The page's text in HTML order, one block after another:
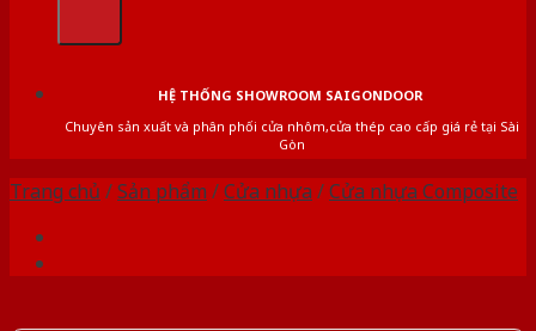
HỆ THỐNG SHOWROOM SAIGONDOOR
Chuyên sản xuất và phân phối cửa nhôm,cửa thép cao cấp giá rẻ tại Sài
Gòn
Trang chủ /Sản phẩm /Cửa nhựa /Cửa nhựa Composite